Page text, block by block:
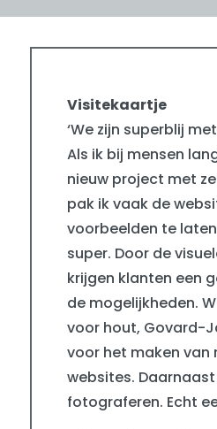
Visitekaartje
‘We zijn superblij
Als ik bij mensen
nieuw project met
pak ik vaak de
voorbeelden te
super. Door de
krijgen klanten een
de mogelijkheden.
voor hout, Govard-
voor het maken van
websites.
fotograferen. Echt